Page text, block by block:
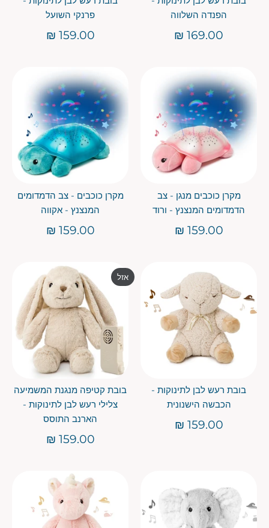
הפנדה השלווה
169.00 ₪
פרנקי השועל
159.00 ₪
מקרן כוכבים מנגן - צב
הדמדומים המנצנץ - ורוד
159.00 ₪
מקרן כוכבים - צב הדמדומים
המנצנץ - אקווה
159.00 ₪
בובת רעש לבן לתינוקות -
הכבשה הישנונית
159.00 ₪
בובת קטיפה מנגנת המשמיעה
צלילי רעש לבן לתינוקות -
הארנב התוסס
159.00 ₪
אזל